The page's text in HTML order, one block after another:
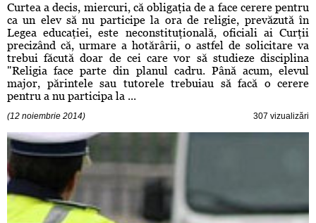
Curtea a decis, miercuri, că obligaţia de a face cerere pentru
ca un elev să nu participe la ora de religie, prevăzută în
Legea educaţiei, este neconstituţională, oficiali ai Curţii
precizând că, urmare a hotărârii, o astfel de solicitare va
trebui făcută doar de cei care vor să studieze disciplina
"Religia face parte din planul cadru. Până acum, elevul
major, părintele sau tutorele trebuiau să facă o cerere
pentru a nu participa la ...
(12 noiembrie 2014) 307 vizualizări